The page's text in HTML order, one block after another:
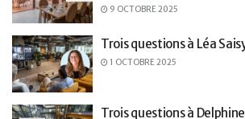
9 OCTOBRE 2025
Trois questions à Léa
1 OCTOBRE 2025
Trois questions à